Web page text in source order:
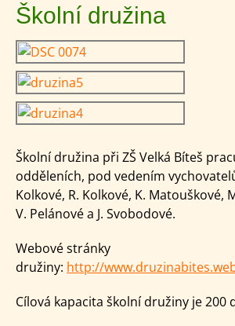
Školní družina
Školní družina při ZŠ Velká Bíteš
odděleních, pod vedením
Kolkové, R. Kolkové, K. Matouškové,
V. Pelánové a J. Svobodové.
Webové stránky
družiny: http://
Cílová kapacita školní družiny je 200